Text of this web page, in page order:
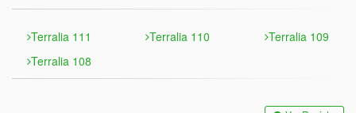
Terralia 111 Terralia 110
Terralia 109
Terralia 108